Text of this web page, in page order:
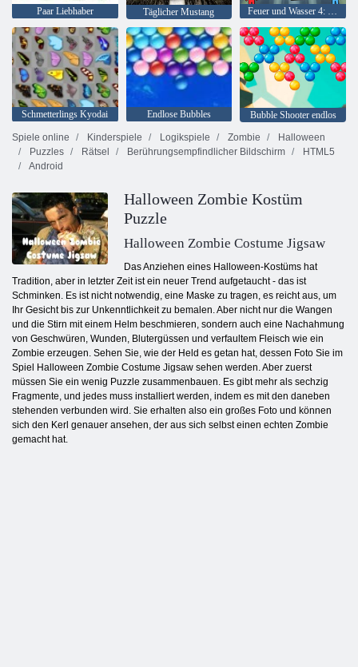
Paar Liebhaber Täglicher Mustang Feuer und Wasser 4: Kristalltempel
Schmetterlings Kyodai Endlose Bubbles
Bubble Shooter endlos
Spiele online
Kinderspiele Logikspiele Zombie
Halloween
Puzzles
Rätsel Berührungsempfindlicher Bildschirm
HTML5
Android
Halloween Zombie Kostüm
Puzzle
Halloween Zombie Costume Jigsaw
Das Anziehen eines Halloween-Kostüms hat
Tradition, aber in letzter Zeit ist ein neuer Trend aufgetaucht - das ist
Schminken. Es ist nicht notwendig, eine Maske zu tragen, es reicht aus, um
Ihr Gesicht bis zur Unkenntlichkeit zu bemalen. Aber nicht nur die Wangen
und die Stirn mit einem Helm beschmieren, sondern auch eine Nachahmung
von Geschwüren, Wunden, Blutergüssen und verfaultem Fleisch wie ein
Zombie erzeugen. Sehen Sie, wie der Held es getan hat, dessen Foto Sie im
Spiel Halloween Zombie Costume Jigsaw sehen werden. Aber zuerst
müssen Sie ein wenig Puzzle zusammenbauen. Es gibt mehr als sechzig
Fragmente, und jedes muss installiert werden, indem es mit den daneben
stehenden verbunden wird. Sie erhalten also ein großes Foto und können
sich den Kerl genauer ansehen, der aus sich selbst einen echten Zombie
gemacht hat.